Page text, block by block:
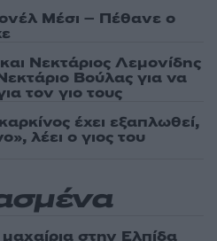
Μέσι – Πέθανε ο
Νεκτάριος Λεμονίδης
Βούλας για να
τον γιο τους
έχει εξαπλωθεί,
λέει ο γιος του
στην Ελπίδα